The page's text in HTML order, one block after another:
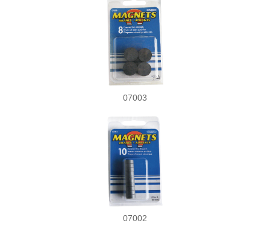
07003
07002